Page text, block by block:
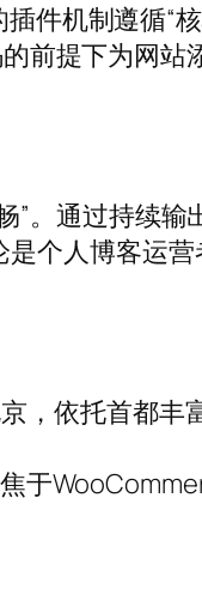
件机制遵循“核
前提下为网站
”。通过持续输
个人博客运营
，依托首都丰
于